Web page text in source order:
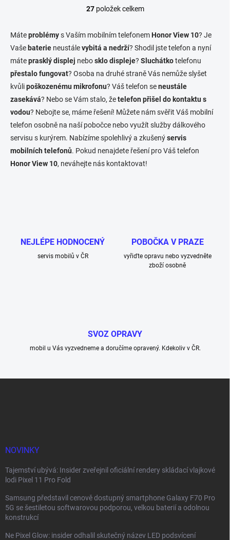
O
l
d
a
c
í
p
r
v
y
v
ý
p
i
27položek celkem
Máteproblémys Vaším mobilním telefonemHonor View 10? Je
Vaše baterie neustálevybitá a nedrží? Shodil jste telefon a nyní
máteprasklý displej nebosklo displeje? Sluchátkotelefonu
přestalo fungovat? Osoba na druhé straně Vás nemůže slyšet
kvůlipoškozenému mikrofonu? Váš telefon seneustále
zasekává? Nebo se Vám stalo, žetelefon přišel do kontaktu s
vodou? Nebojte se, máme řešení! Můžete nám svěřit Váš mobilní
telefon osobně na naší pobočce nebo využít služby dálkového
servisu s kurýrem. Nabízíme spolehlivý a zkušenýservis
mobilních telefonů. Pokud nenajdete řešení pro Váš telefon
Honor View 10, neváhejte nás kontaktovat!
NEJLÉPE HODNOCENÝ
servis mobilů v ČR
POBOČKA V PRAZE
vyřiďte opravu nebo vyzvedněte
zboží osobně
SVOZ OPRAVY
mobil u Vás vyzvedneme a doručíme opravený. Kdekoliv v ČR.
NOVINKY
Tajemství ubývá: Insider zveřejnil oficiální rendery skládací vlajkové
lodi Pixel 11 Pro Fold
Samsung představil cenově dostupný smartphone Galaxy F70 Pro
5G se šestiletou softwarovou podporou, velkou baterií a odolnou
konstrukcí
Ne Pixel Glow: insider odhalil skutečný název LED podsvícení